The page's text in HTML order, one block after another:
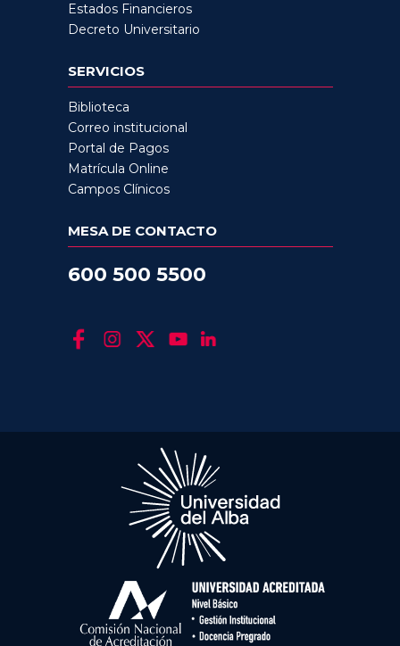
Estados Financieros
Decreto Universitario
SERVICIOS
Biblioteca
Correo institucional
Portal de Pagos
Matrícula Online
Campos Clínicos
MESA DE CONTACTO
600 500 5500